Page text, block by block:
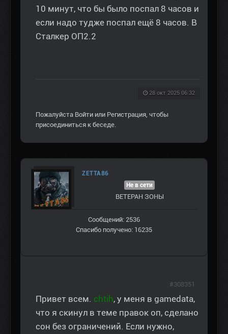
10 минут, что бы было поспал 8 часов и
если надо тудже поспал ещё 8 часов. В
Сталкер ОП2.2
28 окт 2025 06:32
Пожалуйста Войти или Регистрация , чтобы
присоединиться к беседе.
ZETTA86
Не в сети
ВЕТЕРАН ЗOНЫ
Сообщений: 2536
Спасибо получено: 16235
Привет всем. chtih, у меня в gamedata,
что я скинул в теме правок оп, сделано
сон без ограничений. Если нужно,
#308351